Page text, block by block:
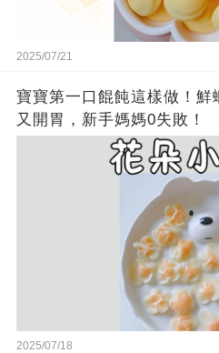
2025/07/21
寶寶第一口餛飩這樣做！鮮
又開胃，新手媽媽0失敗！
2025/07/18